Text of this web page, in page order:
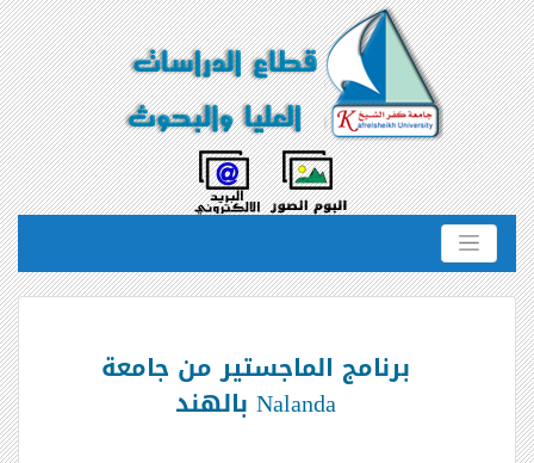
برنامج الماجستير من جامعة
Nalanda بالهند